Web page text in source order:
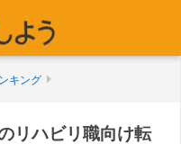
キング
リハビリ職向け転